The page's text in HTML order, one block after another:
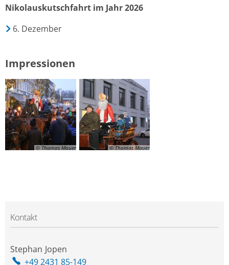
Nikolauskutschfahrt im Jahr 2026
6. Dezember
Impressionen
© Thomas Mauer © Thomas Mauer
Kontakt
Stephan Jopen
+49 2431 85-149